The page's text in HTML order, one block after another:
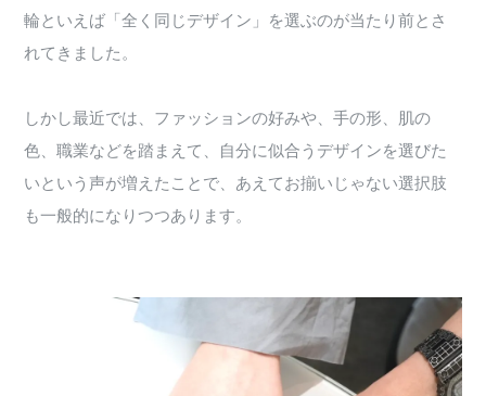
輪といえば「全く同じデザイン」を選ぶのが当たり前とさ
れてきました。
しかし最近では、ファッションの好みや、手の形、肌の
色、職業などを踏まえて、自分に似合うデザインを選びた
いという声が増えたことで、あえてお揃いじゃない選択肢
も一般的になりつつあります。